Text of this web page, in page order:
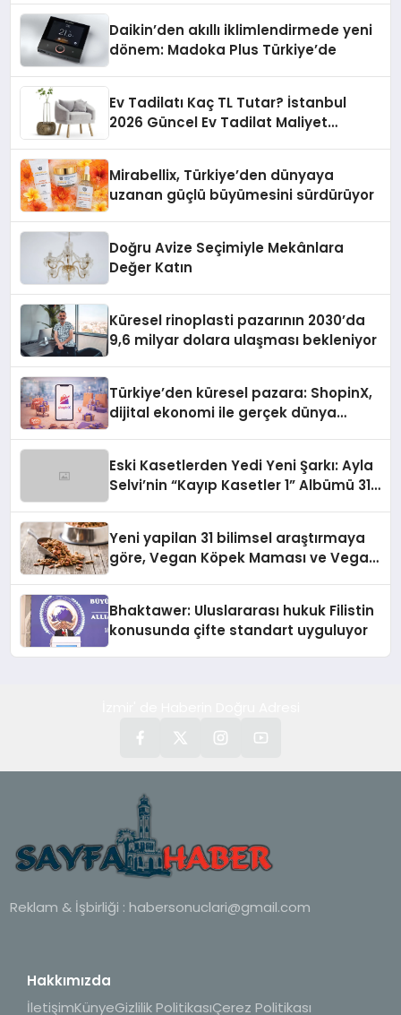
Daikin’den akıllı iklimlendirmede yeni
dönem: Madoka Plus Türkiye’de
Ev Tadilatı Kaç TL Tutar? İstanbul
2026 Güncel Ev Tadilat Maliyet
Mirabellix, Türkiye’den dünyaya
uzanan güçlü büyümesini sürdürüyor
Doğru Avize Seçimiyle Mekânlara
Değer Katın
Küresel rinoplasti pazarının 2030’da
9,6 milyar dolara ulaşması bekleniyor
Türkiye’den küresel pazara: ShopinX,
dijital ekonomi ile gerçek dünya
Eski Kasetlerden Yedi Yeni Şarkı: Ayla
Selvi’nin “Kayıp Kasetler 1” Albümü 31
Yeni yapilan 31 bilimsel araştırmaya
göre, Vegan Köpek Maması ve Vegan
Bhaktawer: Uluslararası hukuk Filistin
konusunda çifte standart uyguluyor
Reklam & İşbirliği : habersonuclari@gmail.com
Hakkımızda
İletişimKünyeGizlilik PolitikasıÇerez Politikası